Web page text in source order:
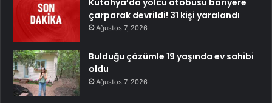
çarparak devrildi! 31 kişi yaralandı
Ağustos 7, 2026
Bulduğu çözümle 19 yaşında ev sahibi
oldu
Ağustos 7, 2026